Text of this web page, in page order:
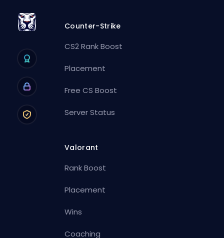
Counter-Strike
CS2 Rank Boost
Placement
Free CS Boost
Server Status
Valorant
Rank Boost
Placement
Wins
Coaching